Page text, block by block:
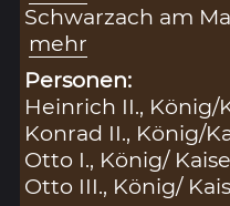
Schwarzach am
mehr
Personen:
Heinrich II., König/
Konrad II., König/
Otto I., König/
Otto III., König/